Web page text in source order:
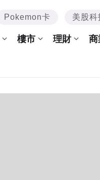
Pokemon卡 美股科
樓市 理財 商